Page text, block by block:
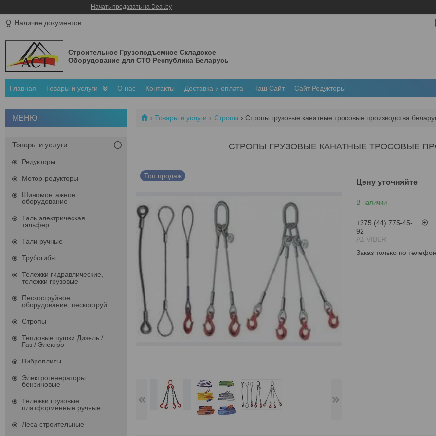
Начать продавать на Deal.by
Наличие документов
Строительное Грузоподъемное Складское
Оборудование для СТО Республика Беларусь
Главная Товары и услуги О нас Контакты Доставка и оплата Наш Сайт Сайт Редукторы
Товары и услуги Стропы Стропы грузовые канатные тросовые производства
СТРОПЫ ГРУЗОВЫЕ КАНАТНЫЕ ТРОСОВЫЕ
Топ продаж
Цену уточняйте
В наличии
+375 (44) 775-45-
92
А1 VIBER
Заказ только по
Товары и услуги
Редукторы
Мотор-редукторы
Шиномонтажное
оборудование
Таль электрическая
тэльфер
Тали ручные
Трубогибы
Тележки гидравлические,
тележки грузовые
Пескоструйное
оборудование, пескоструй
Стропы
Тепловые пушки Дизель /
Газ / Электро
Виброплиты
Электрогенераторы
бензиновые
Тележки грузовые
платформенные ручные
Леса строительные